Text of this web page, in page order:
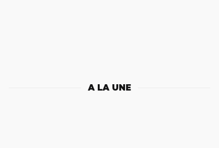
A LA UNE